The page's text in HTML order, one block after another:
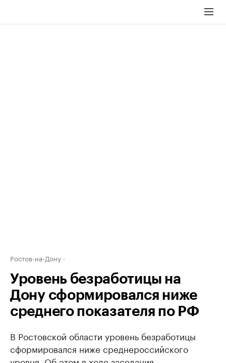
Ростов-на-Дону
Уровень безработицы на
Дону сформировался ниже
среднего показателя по РФ
В Ростовской области уровень безработицы
сформировался ниже среднероссийского